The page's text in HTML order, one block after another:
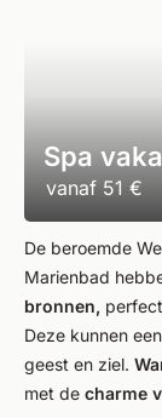
Spa
vanaf 51 €
De beroemde
Marienbad
bronnen,
Deze kunnen
geest en ziel.
met de charme